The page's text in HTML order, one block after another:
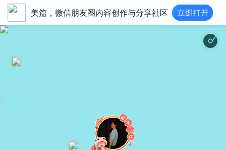
美篇，微信朋友圈内容创作与分享社区